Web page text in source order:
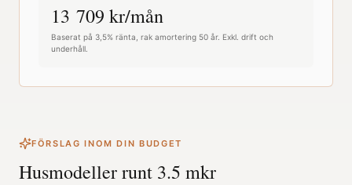
13 709 kr/mån
Baserat på 3,5% ränta, rak amortering 50 år. Exkl. drift och
underhåll.
FÖRSLAG INOM DIN BUDGET
Husmodeller runt 3.5 mkr